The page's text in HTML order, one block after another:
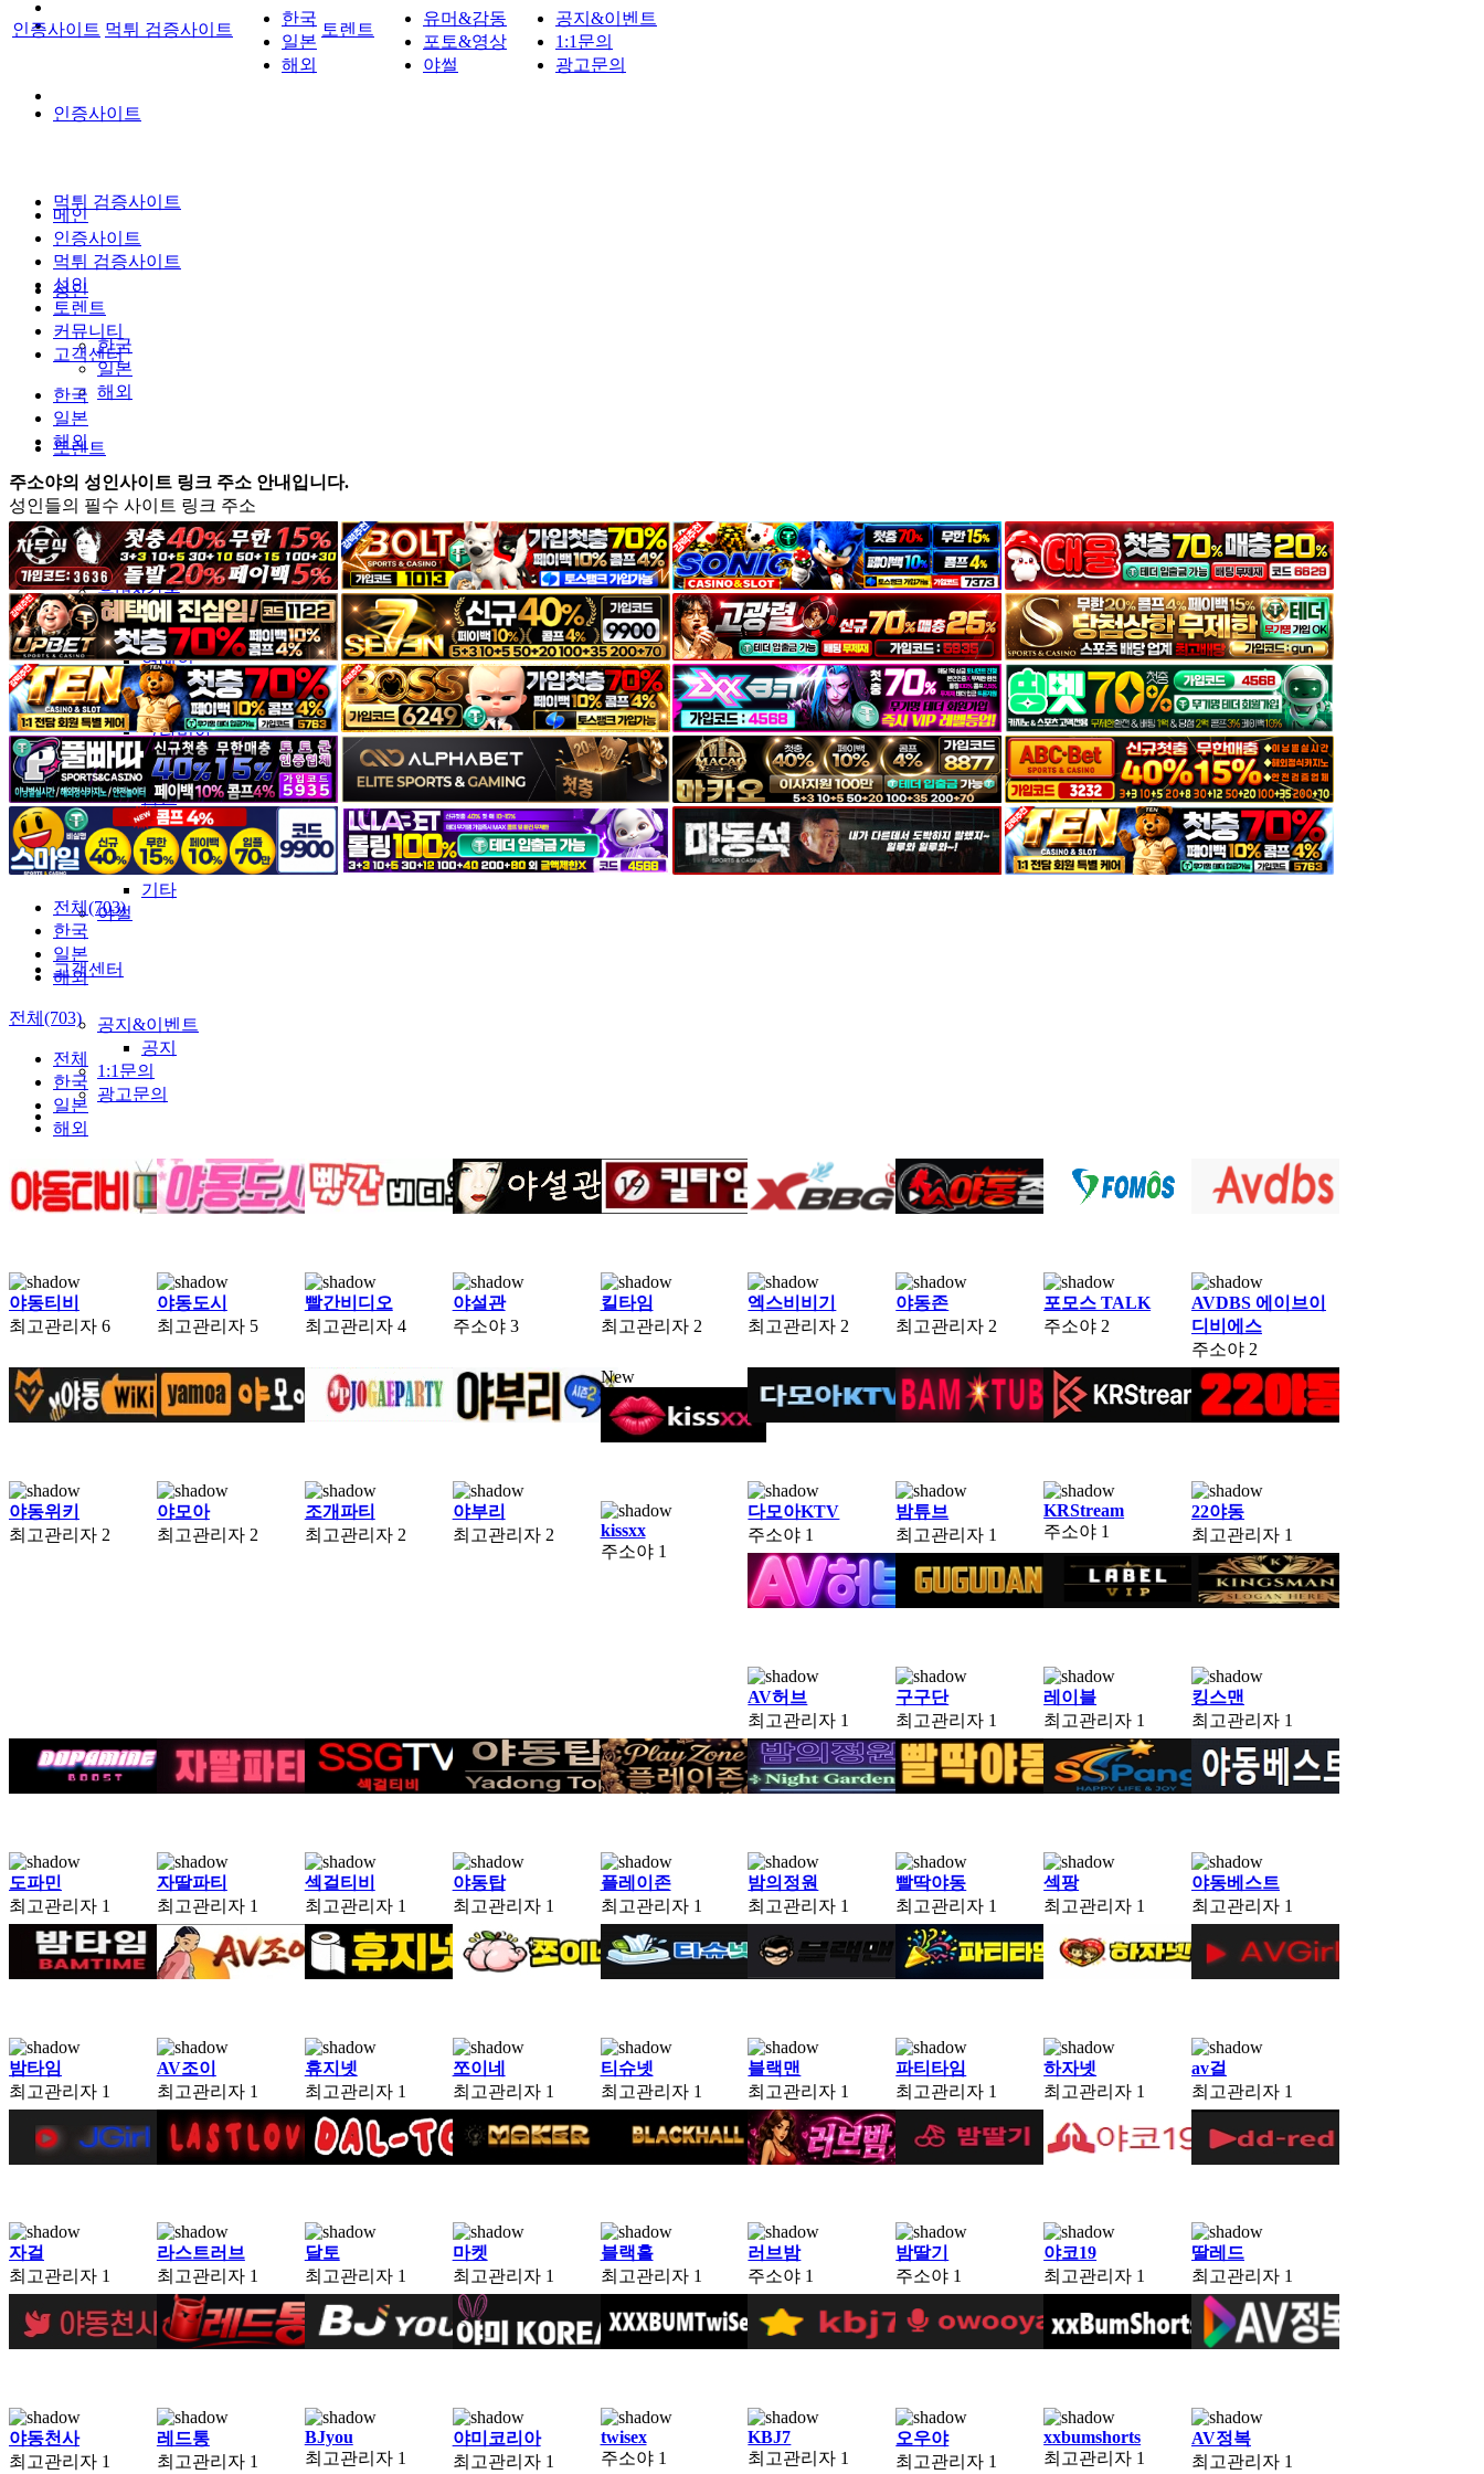
인증사이트
먹튀 검증사이트
성인
한국
일본
해외
토렌트
커뮤니티
유머&감동
포토&영상
일반인
연예인
서양
모델
그라비아
코스프레
BJ
품번
후방주의
움짤
스포츠
기타
야썰
고객센터
공지&이벤트
공지
1:1문의
광고문의
인증사이트 먹튀 검증사이트
한국
일본
해외
토렌트
유머&감동
포토&영상
야썰
공지&이벤트
1:1문의
광고문의
메인
인증사이트
먹튀 검증사이트
성인
토렌트
커뮤니티
고객센터
한국
일본
해외
주소야의 성인사이트 링크 주소 안내입니다.
성인들의 필수 사이트 링크 주소
전체(703)
한국
일본
해외
전체(703)
전체
한국
일본
해외
야동티비
최고관리자 6
야동도시
최고관리자 5
빨간비디오
최고관리자 4
야설관
주소야 3
킬타임
최고관리자 2
엑스비비기
최고관리자 2
야동존
최고관리자 2
포모스 TALK
주소야 2
AVDBS 에이브이
디비에스
주소야 2
야동위키
최고관리자 2
야모아
최고관리자 2
조개파티
최고관리자 2
야부리
최고관리자 2
New
kissxx
주소야 1
다모아KTV
주소야 1
밤튜브
최고관리자 1
KRStream
주소야 1
22야동
최고관리자 1
AV허브
최고관리자 1
구구단
최고관리자 1
레이블
최고관리자 1
킹스맨
최고관리자 1
도파민
최고관리자 1
자딸파티
최고관리자 1
섹걸티비
최고관리자 1
야동탑
최고관리자 1
플레이존
최고관리자 1
밤의정원
최고관리자 1
빨딱야동
최고관리자 1
섹팡
최고관리자 1
야동베스트
최고관리자 1
밤타임
최고관리자 1
AV조이
최고관리자 1
휴지넷
최고관리자 1
쪼이네
최고관리자 1
티슈넷
최고관리자 1
블랙맨
최고관리자 1
파티타임
최고관리자 1
하자넷
최고관리자 1
av걸
최고관리자 1
자걸
최고관리자 1
라스트러브
최고관리자 1
달토
최고관리자 1
마켓
최고관리자 1
블랙홀
최고관리자 1
러브밤
주소야 1
밤딸기
주소야 1
야코19
최고관리자 1
딸레드
최고관리자 1
야동천사
최고관리자 1
레드통
최고관리자 1
BJyou
최고관리자 1
야미코리아
최고관리자 1
twisex
주소야 1
KBJ7
최고관리자 1
오우야
최고관리자 1
xxbumshorts
최고관리자 1
AV정복
최고관리자 1